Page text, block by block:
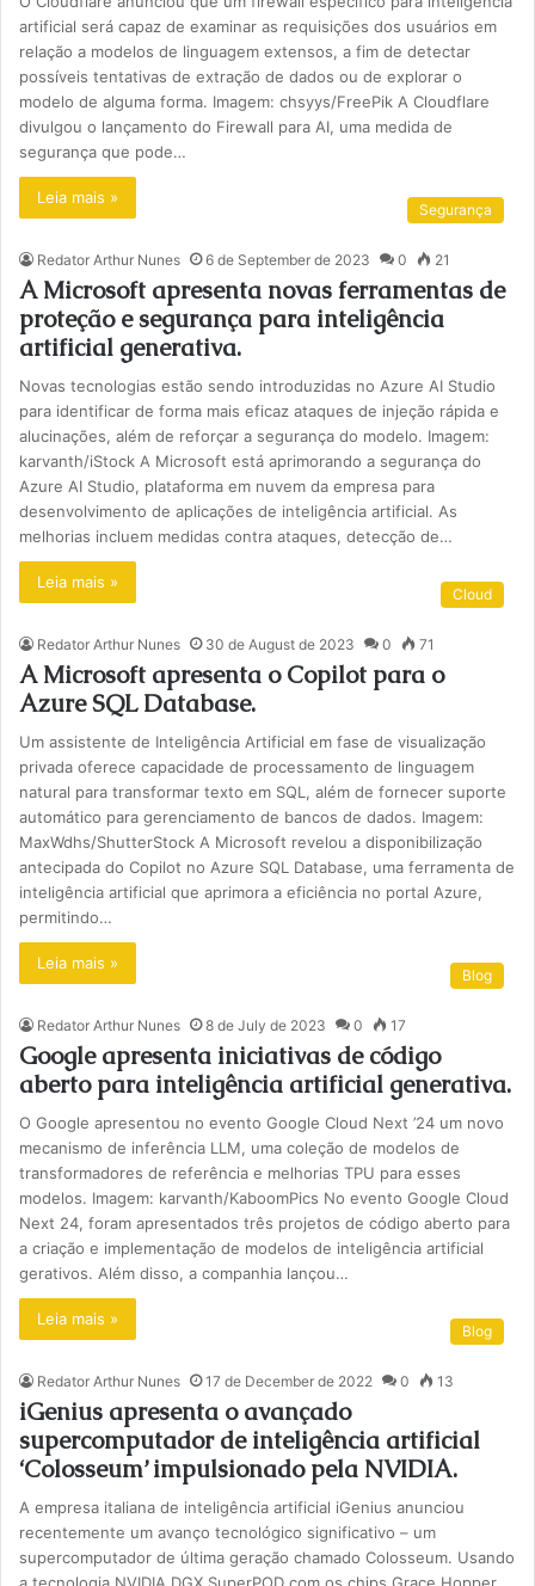
artificial será capaz de examinar as requisições dos usuários em
relação a modelos de linguagem extensos, a fim de detectar
possíveis tentativas de extração de dados ou de explorar o
modelo de alguma forma. Imagem: chsyys/FreePik A Cloudflare
divulgou o lançamento do Firewall para AI, uma medida de
segurança que pode…
Leia mais »
Segurança
Redator Arthur Nunes 6 de September de 2023 0 21
A Microsoft apresenta novas ferramentas de
proteção e segurança para inteligência
artificial generativa.
Novas tecnologias estão sendo introduzidas no Azure AI Studio
para identificar de forma mais eficaz ataques de injeção rápida e
alucinações, além de reforçar a segurança do modelo. Imagem:
karvanth/iStock A Microsoft está aprimorando a segurança do
Azure AI Studio, plataforma em nuvem da empresa para
desenvolvimento de aplicações de inteligência artificial. As
melhorias incluem medidas contra ataques, detecção de…
Leia mais »
Cloud
Redator Arthur Nunes 30 de August de 2023 0 71
A Microsoft apresenta o Copilot para o
Azure SQL Database.
Um assistente de Inteligência Artificial em fase de visualização
privada oferece capacidade de processamento de linguagem
natural para transformar texto em SQL, além de fornecer suporte
automático para gerenciamento de bancos de dados. Imagem:
MaxWdhs/ShutterStock A Microsoft revelou a disponibilização
antecipada do Copilot no Azure SQL Database, uma ferramenta de
inteligência artificial que aprimora a eficiência no portal Azure,
permitindo…
Leia mais »
Blog
Redator Arthur Nunes 8 de July de 2023 0 17
Google apresenta iniciativas de código
aberto para inteligência artificial generativa.
O Google apresentou no evento Google Cloud Next ’24 um novo
mecanismo de inferência LLM, uma coleção de modelos de
transformadores de referência e melhorias TPU para esses
modelos. Imagem: karvanth/KaboomPics No evento Google Cloud
Next 24, foram apresentados três projetos de código aberto para
a criação e implementação de modelos de inteligência artificial
gerativos. Além disso, a companhia lançou…
Leia mais »
Blog
Redator Arthur Nunes 17 de December de 2022 0 13
iGenius apresenta o avançado
supercomputador de inteligência artificial
‘Colosseum’ impulsionado pela NVIDIA.
A empresa italiana de inteligência artificial iGenius anunciou
recentemente um avanço tecnológico significativo – um
supercomputador de última geração chamado Colosseum. Usando